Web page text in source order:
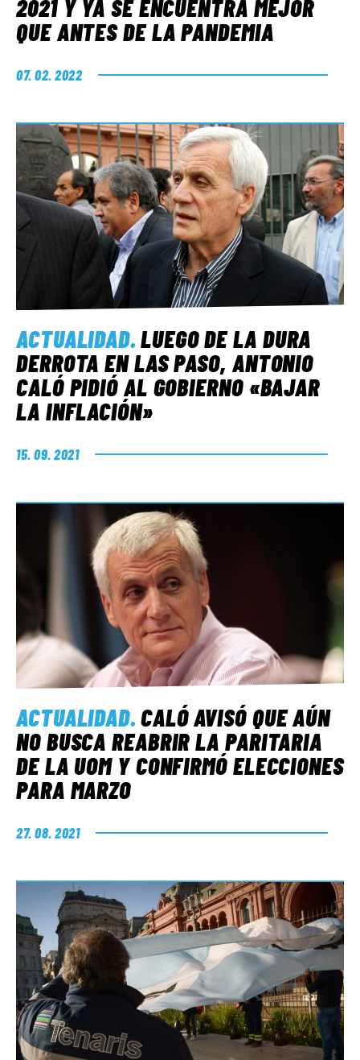
2021 Y YA SE ENCUENTRA MEJOR
QUE ANTES DE LA PANDEMIA
07. 02. 2022
ACTUALIDAD.LUEGO DE LA DURA
DERROTA EN LAS PASO, ANTONIO
CALÓ PIDIÓ AL GOBIERNO «BAJAR
LA INFLACIÓN»
15. 09. 2021
ACTUALIDAD.CALÓ AVISÓ QUE AÚN
NO BUSCA REABRIR LA PARITARIA
DE LA UOM Y CONFIRMÓ ELECCIONES
PARA MARZO
27. 08. 2021